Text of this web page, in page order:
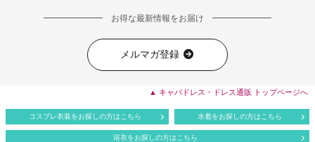
お得な最新情報をお届け
メルマガ登録
▲ キャバドレス・ドレス通販 トップページへ
コスプレ衣装をお探しの方はこちら 水着をお探しの方はこちら
浴衣をお探しの方はこちら